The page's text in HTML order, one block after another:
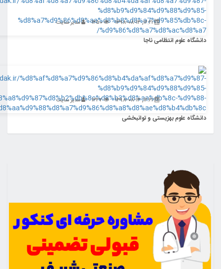
انتظامی ناجا
۱۲:۲۱, ۱۳۹۸-۰۸-۱۴ ۱۴۵۰ مدیر سایت
بهزیستی و توانبخشی
۱۲:۲۱, ۱۳۹۸-۰۸-۱۴ ۱۳۲۷ مدیر سایت